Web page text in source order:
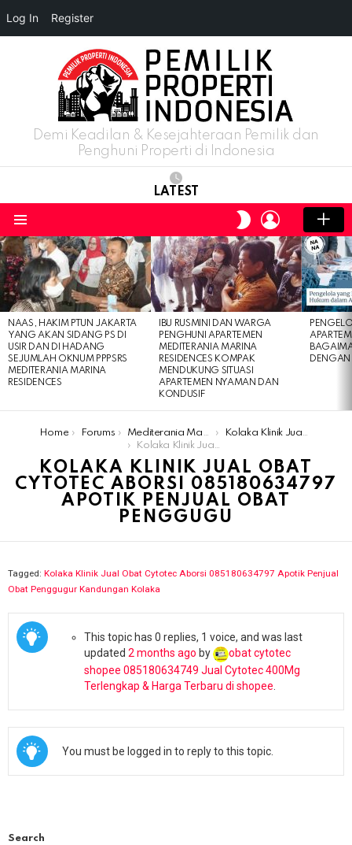
Demi Keadilan & Kesejahteraan Pemilik dan
Penghuni Properti di Indonesia
LATEST
SWITCH
SKIN
LOGIN
LATEST
STORIES
NAAS, HAKIM PTUN JAKARTA
YANG AKAN SIDANG PS DI
USIR DAN DI HADANG
SEJUMLAH OKNUM PPPSRS
MEDITERANIA MARINA
RESIDENCES
IBU RUSMINI DAN WARGA
PENGHUNI APARTEMEN
MEDITERANIA MARINA
RESIDENCES KOMPAK
MENDUKUNG SITUASI
APARTEMEN NYAMAN DAN
KONDUSIF
DENGAN
You are here:
Home Forums Mediterania Marina Residences
Kolaka Klinik Jual Obat Cytotec Aborsi 085180634797 Apotik Penjual Obat Penggugur Kandungan Kolaka
Kolaka Klinik Jual Obat Cytotec Aborsi 085180634797 Apotik Penjual Obat Penggugu
KOLAKA KLINIK JUAL OBAT
CYTOTEC ABORSI 085180634797
APOTIK PENJUAL OBAT
PENGGUGU
Tagged: Kolaka Klinik Jual Obat Cytotec Aborsi 085180634797 Apotik Penjual
Obat Penggugur Kandungan Kolaka
This topic has 0 replies, 1 voice, and was last
updated 2 months ago by
obat cytotec
shopee 085180634749 Jual Cytotec 400Mg
Terlengkap & Harga Terbaru di shopee.
You must be logged in to reply to this topic.
Search
Log In Register